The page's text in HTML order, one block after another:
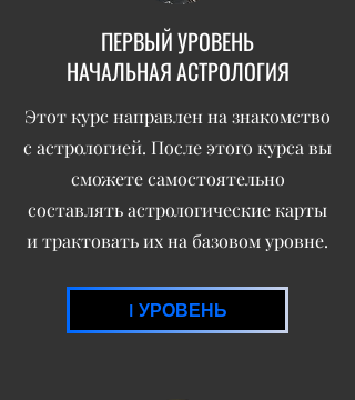
ПЕРВЫЙ УРОВЕНЬ
НАЧАЛЬНАЯ АСТРОЛОГИЯ
Этот курс направлен на знакомство
с астрологией. После этого курса вы
сможете самостоятельно
составлять астрологические карты
и трактовать их на базовом уровне.
I УРОВЕНЬ